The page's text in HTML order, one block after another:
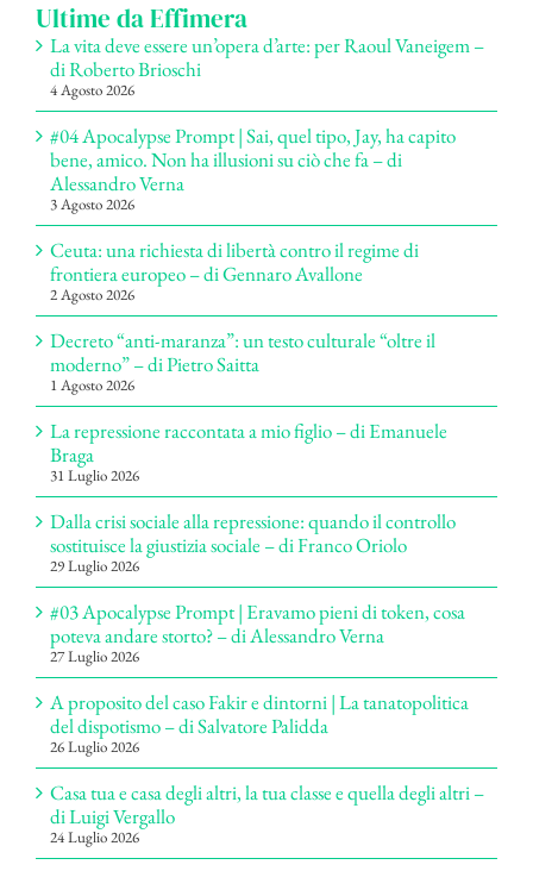
Ultime da Effimera
La vita deve essere un’opera d’arte: per Raoul Vaneigem –
di Roberto Brioschi
4 Agosto 2026
#04 Apocalypse Prompt | Sai, quel tipo, Jay, ha capito
bene, amico. Non ha illusioni su ciò che fa – di
Alessandro Verna
3 Agosto 2026
Ceuta: una richiesta di libertà contro il regime di
frontiera europeo – di Gennaro Avallone
2 Agosto 2026
Decreto “anti-maranza”: un testo culturale “oltre il
moderno” – di Pietro Saitta
1 Agosto 2026
La repressione raccontata a mio figlio – di Emanuele
Braga
31 Luglio 2026
Dalla crisi sociale alla repressione: quando il controllo
sostituisce la giustizia sociale – di Franco Oriolo
29 Luglio 2026
#03 Apocalypse Prompt | Eravamo pieni di token, cosa
poteva andare storto? – di Alessandro Verna
27 Luglio 2026
A proposito del caso Fakir e dintorni | La tanatopolitica
del dispotismo – di Salvatore Palidda
26 Luglio 2026
Casa tua e casa degli altri, la tua classe e quella degli altri –
di Luigi Vergallo
24 Luglio 2026